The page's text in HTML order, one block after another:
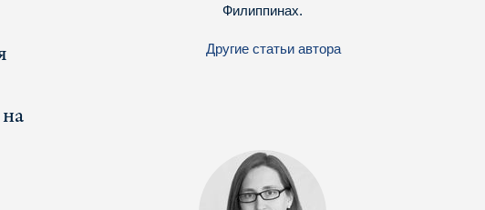
Филиппинах.
Другие статьи автора